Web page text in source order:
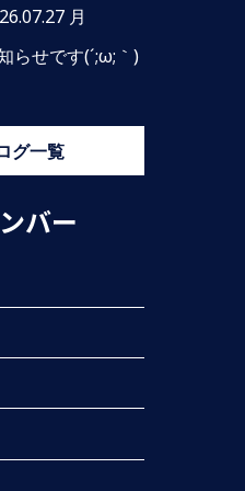
月
らせです(´;ω;｀)
グ一覧
バー